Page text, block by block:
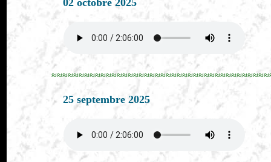
02 octobre 2025
25 septembre 2025